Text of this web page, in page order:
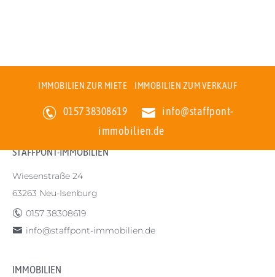
IMMOBILIEN ZUR MIETE IMMOBILIEN ZUM VERKAUF
0157 38308619
info@staffpont-
immobilien.de
Zimmer mit Panoramablick
STAFFPONT-IMMOBILIEN
Wiesenstraße 24
63263 Neu-Isenburg
0157 38308619
info@staffpont-immobilien.de
IMMOBILIEN